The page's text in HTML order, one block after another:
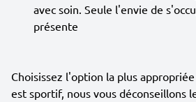
avec soin. Seule l'envie de
présente
Choisissez l'option la plus
est sportif, nous vous déconseillons